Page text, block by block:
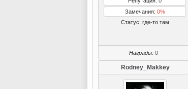
Замечания: 0%
Статус: где-то там
Награды: 0
Rodney_Makkey